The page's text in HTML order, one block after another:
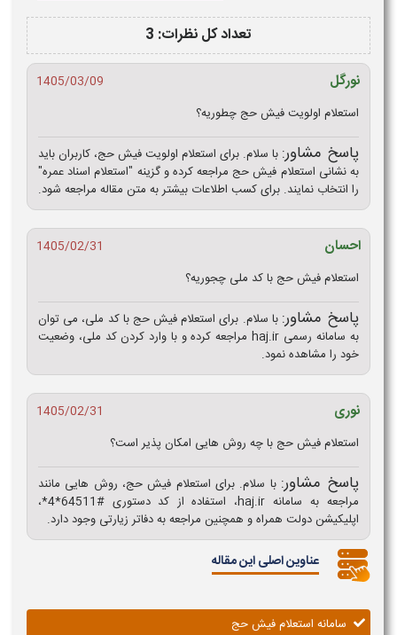
تعداد کل نظرات: 3
نورگل
1405/03/09
استعلام اولویت فیش حج چطوریه؟
پاسخ مشاور: با سلام. برای استعلام اولویت فیش حج، کاربران باید
به نشانی استعلام فیش حج مراجعه کرده و گزینه "استعلام اسناد عمره"
را انتخاب نمایند. برای کسب اطلاعات بیشتر به متن مقاله مراجعه شود.
احسان
1405/02/31
استعلام فیش حج با کد ملی چجوریه؟
پاسخ مشاور: با سلام. برای استعلام فیش حج با کد ملی، می‌ توان
به سامانه رسمی haj.ir مراجعه کرده و با وارد کردن کد ملی، وضعیت
خود را مشاهده نمود.
نوری
1405/02/31
استعلام فیش حج با چه روش هایی امکان پذیر است؟
پاسخ مشاور: با سلام. برای استعلام فیش حج، روش‌ هایی مانند
مراجعه به سامانه haj.ir، استفاده از کد دستوری #64511*4*،
اپلیکیشن دولت همراه و همچنین مراجعه به دفاتر زیارتی وجود دارد.
عناوین اصلی این مقاله
سامانه استعلام فیش حج